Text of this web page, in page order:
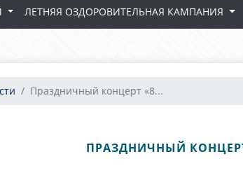
ЛЕТНЯЯ ОЗДОРОВИТЕЛЬНАЯ КАМПАНИЯ
Праздничный концерт «8...
ПРАЗДНИЧНЫЙ